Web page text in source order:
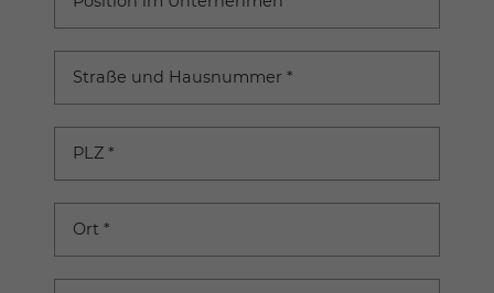
Straße und Hausnummer *
PLZ *
Ort *